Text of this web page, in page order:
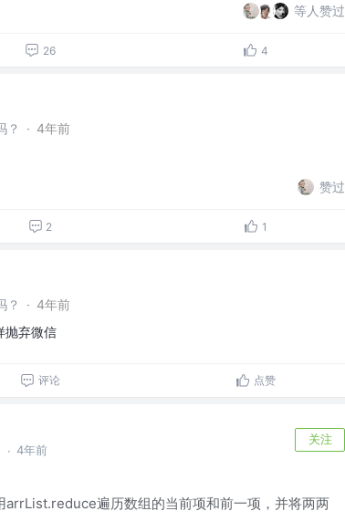
等人赞过
26 4
？ · 4年前
赞过
2 1
？ · 4年前
抛弃微信
评论 点赞
· 4年前
关注
arrList.reduce遍历数组的当前项和前一项，并将两两